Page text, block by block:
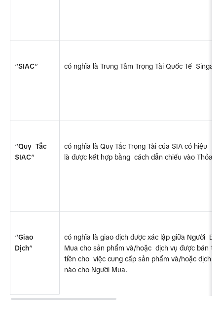
“SIAC” có nghĩa là Trung Tâm Trọng Tài Quốc Tế
“Quy  Tắc
SIAC”
có nghĩa là Quy Tắc Trọng Tài của SIA có hiệu
là được kết hợp bằng  cách dẫn chiếu vào Thỏa
“Giao
Dịch”
có nghĩa là giao dịch được xác lập giữa Người
Mua cho sản phẩm và/hoặc  dịch vụ được bán
tiền cho  việc cung cấp sản phẩm và/hoặc dịch
nào cho Người Mua.